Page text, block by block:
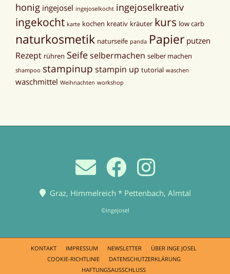
honig ingejosel ingejoselkocht ingejoselkreativ
ingekocht karte kochen kreativ kräuter kurs low carb
naturkosmetik naturseife panda Papier putzen
Rezept rühren Seifeselbermachen selber machen
shampoo stampinup stampin up tutorial waschen
waschmittel Weihnachten workshop
Graz, Himmelreich * Pettenbach, Almtal
©ingejosel
KONTAKT IMPRESSUM NEWSLETTER
ÜBER INGE JOSEL
COOKIE-RICHTLINIE
DATENSCHUTZERKLÄRUNG
HAFTUNGSAUSSCHLUSS